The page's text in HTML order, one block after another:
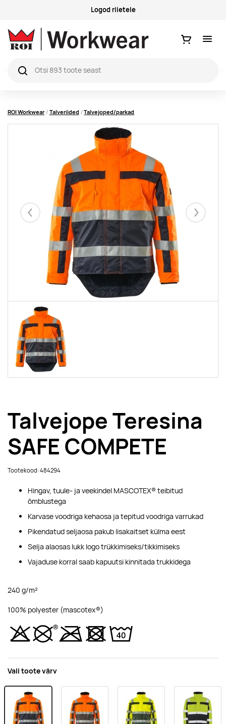
Küsimused ja vastused
Ostukorv
ROI Workwear Talveriided Talvejoped/parkad
Eelmised
Talvejope Teresina
SAFE COMPETE
Tootekood: 484294
Hingav, tuule- ja veekindel MASCOTEX® teibitud
õmblustega
Karvase voodriga kehaosa ja tepitud voodriga varrukad
Pikendatud seljaosa pakub lisakaitset külma eest
Selja alaosas lukk logo trükkimiseks/tikkimiseks
Vajaduse korral saab kapuutsi kinnitada trukkidega
240 g/m²
100% polyester (mascotex®)
Vali toote värv